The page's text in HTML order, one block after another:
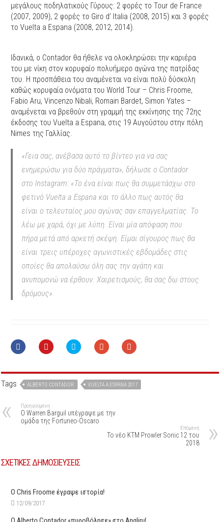
μεγάλους ποδηλατικούς Γύρους: 2 φορές το Tour de France
(2007, 2009), 2 φορές το Giro d’ Italia (2008, 2015) και 3 φορές
το Vuelta a Espana (2008, 2012, 2014).
Ιδανικά, ο Contador θα ήθελε να ολοκληρώσει την καριέρα
του με νίκη στον κορυφαίο πολυήμερο αγώνα της πατρίδας
του. Η προσπάθεια του αναμένεται να είναι πολύ δύσκολη
καθώς κορυφαία ονόματα του World Tour – Chris Froome,
Fabio Aru, Vincenzo Nibali, Romain Bardet, Simon Yates –
αναμένεται να βρεθούν στη γραμμή της εκκίνησης της 72ης
έκδοσης του Vuelta a Espana, στις 19 Αυγούστου στην πόλη
Nimes της Γαλλίας.
«Γεια σας, ανέβασα αυτό το βίντεο για να σας
ενημερώσω για δύο πράγματα», δήλωσε ο Contador
στο Instagram: «Το ένα είναι πως θα συμμετάσχω στο
φετινό Vuelta a Espana και το άλλο πως αυτός θα
είναι ο τελευταίος μου αγώνας σαν επαγγελματίας. Το
λέω με χαρά, όχι με λύπη. Είναι μία απόφαση που
πήρα μετά από αρκετή σκέψη. Είμαι σίγουρος πως θα
είναι τρεις υπέροχες αγωνιστικές εβδομάδες στις
οποίες θα απολαύσω όλη σας την αγάπη και
ανυπομονώ να έρθουν. Χαιρετισμούς, θα σας δω στους
δρόμους».
Tags ALBERTO CONTADOR VUELTA A ESPANA 2017
Προηγούμενη
Ο Warren Barguil υπέγραψε με την
ομάδα της Fortuneo-Oscaro
Επόμενη
Το νέο KTM Prowler Sonic 12 του
2018
ΣΧΕΤΙΚΕΣ ΔΗΜΟΣΙΕΥΣΕΙΣ
Ο Chris Froome έγραψε ιστορία!
12/09/2017